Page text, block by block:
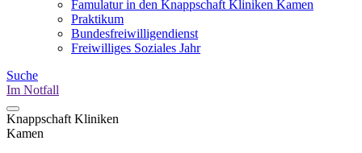
Famulatur in den Knappschaft Kliniken Kamen
Praktikum
Bundesfreiwilligendienst
Freiwilliges Soziales Jahr
Suche
Im Notfall
Knappschaft Kliniken
Kamen